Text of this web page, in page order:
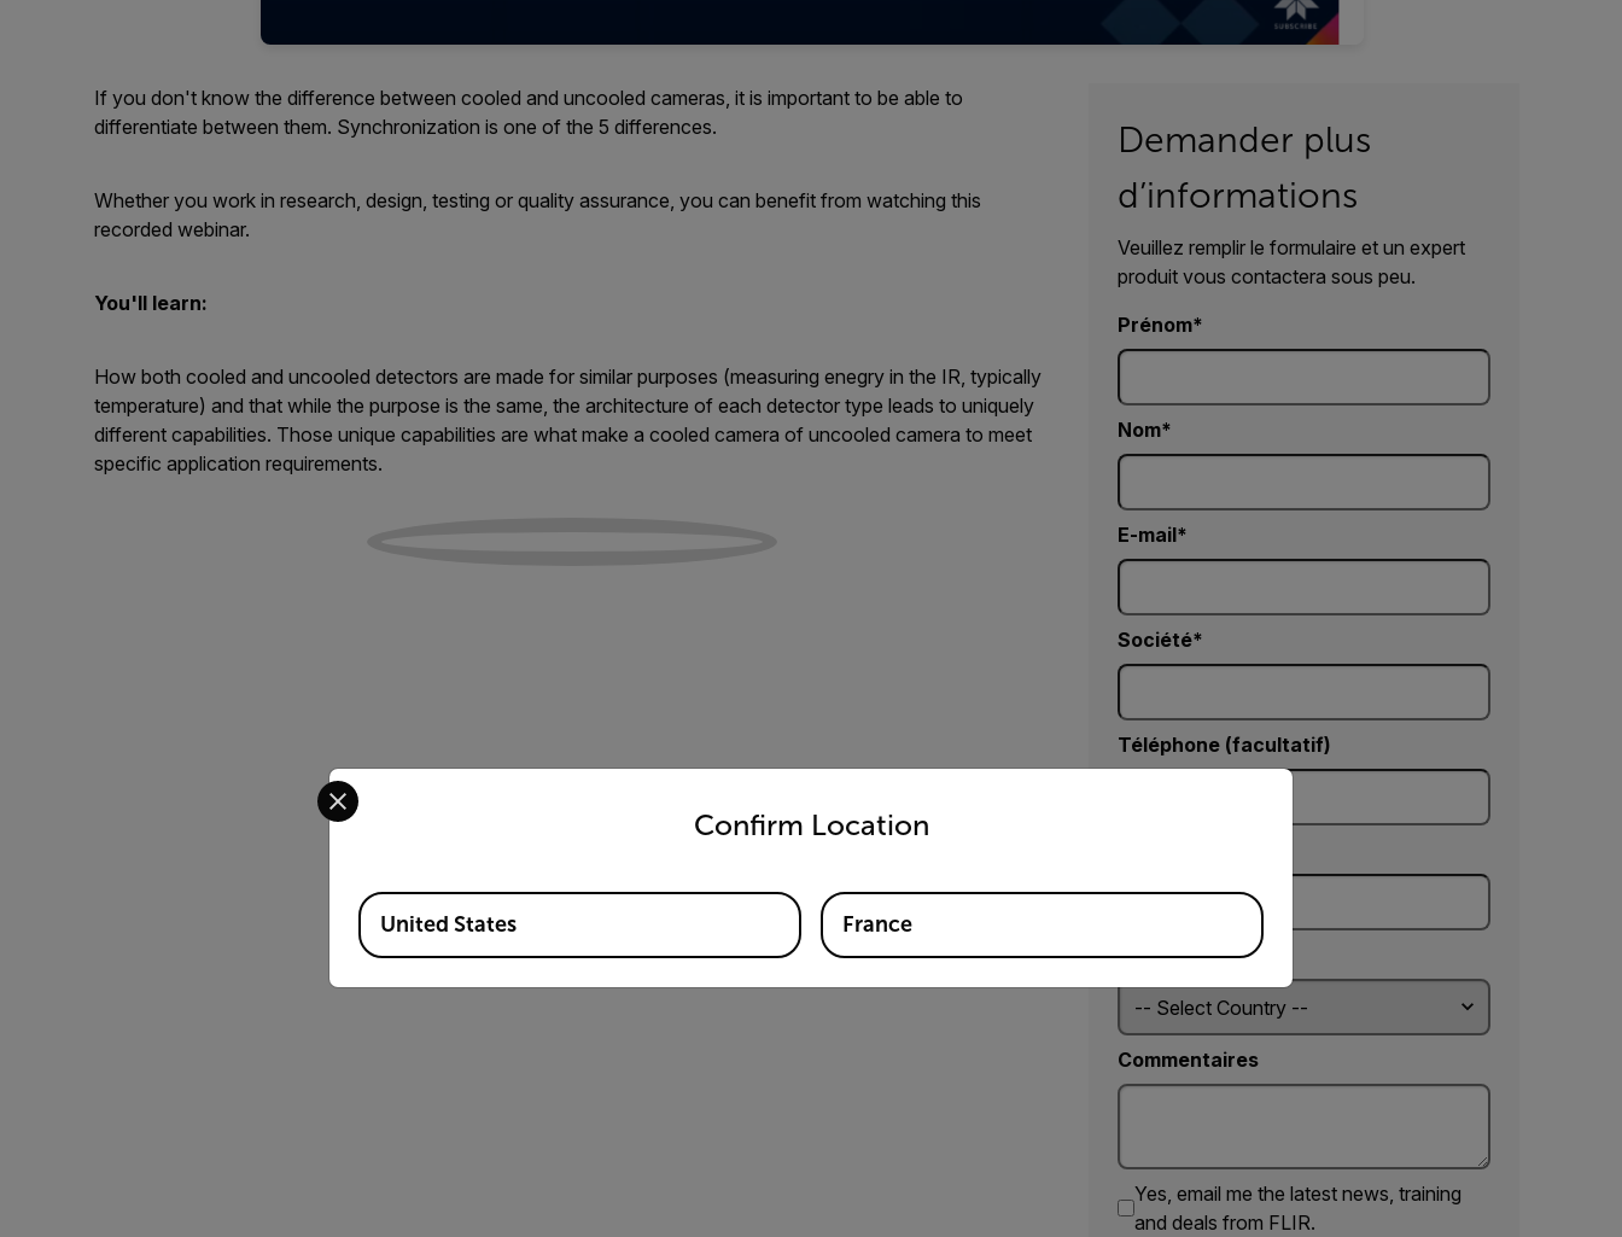
If you don't know the difference between cooled and uncooled cameras, it is important to be able to
differentiate between them. Synchronization is one of the 5 differences.
Whether you work in research, design, testing or quality assurance, you can benefit from watching this
recorded webinar.
You'll learn:
How both cooled and uncooled detectors are made for similar purposes (measuring enegry in the IR, typically
temperature) and that while the purpose is the same, the architecture of each detector type leads to uniquely
different capabilities. Those unique capabilities are what make a cooled camera of uncooled camera to meet
specific application requirements.
Demander plus
d’informations
Veuillez remplir le formulaire et un expert
produit vous contactera sous peu.
Prénom
Nom
E-mail
Société
Téléphone (facultatif)
Country *
Commentaires
Yes, email me the latest news, training
and deals from FLIR.
Confirm Location
Select your preferred country and language from the options below to access the appropriate version of our website.
Available Locations
United States France